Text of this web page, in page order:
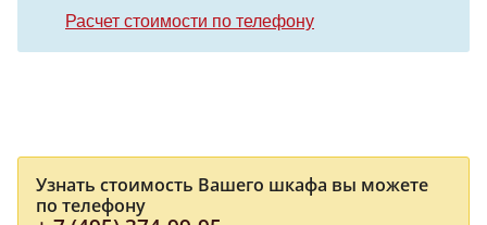
Расчет стоимости по телефону
Узнать стоимость Вашего шкафа вы можете
по телефону